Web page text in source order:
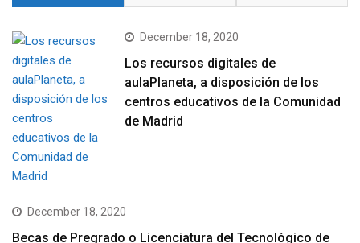
December 18, 2020
Los recursos digitales de
aulaPlaneta, a disposición de los
centros educativos de la Comunidad
de Madrid
December 18, 2020
Becas de Pregrado o Licenciatura del Tecnológico de